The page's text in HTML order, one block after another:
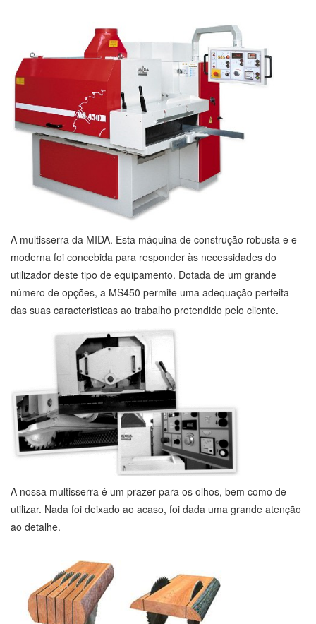
A multisserra da MIDA. Esta máquina de construção robusta e e
moderna foi concebida para responder às necessidades do
utilizador deste tipo de equipamento. Dotada de um grande
número de opções, a MS450 permite uma adequação perfeita
das suas caracteristicas ao trabalho pretendido pelo cliente.
A nossa multisserra é um prazer para os olhos, bem como de
utilizar. Nada foi deixado ao acaso, foi dada uma grande atenção
ao detalhe.